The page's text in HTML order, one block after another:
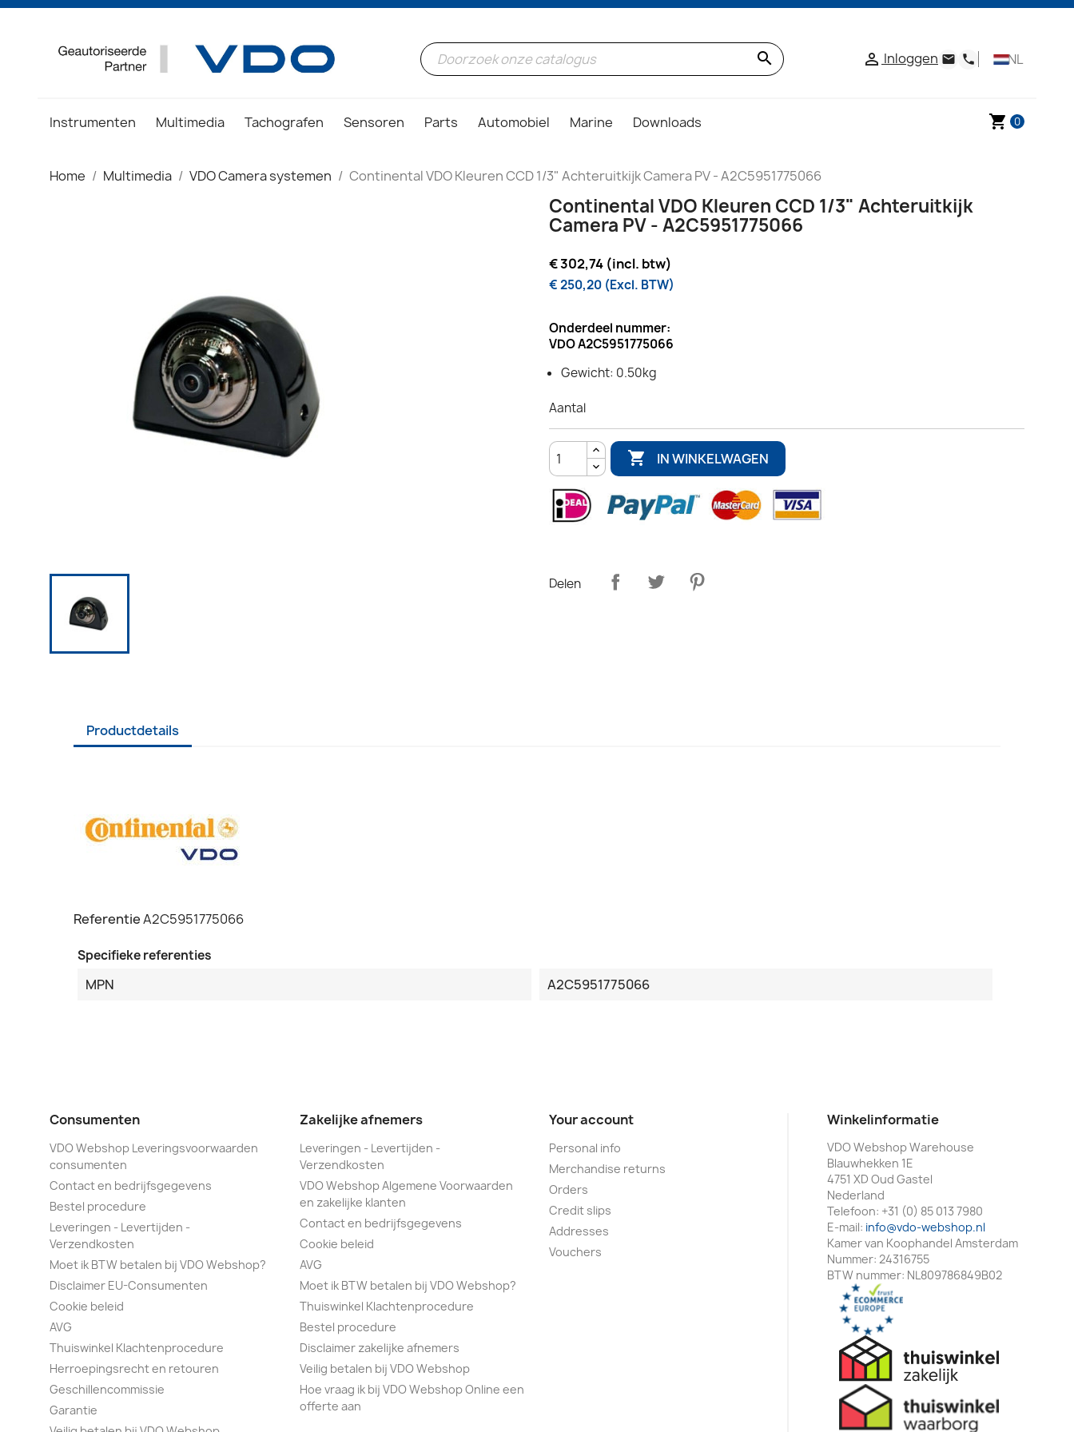
search  Inloggen email phone NL
Instrumenten Multimedia Tachografen Sensoren Parts Automobiel Marine Downloads shopping_cart 0
Home Multimedia VDO Camera systemen Continental VDO Kleuren CCD 1/3" Achteruitkijk Camera PV - A2C5951775066
Continental VDO Kleuren CCD 1/3" Achteruitkijk
Camera PV - A2C5951775066
€ 302,74 (incl. btw)
€ 250,20 (Excl. BTW)
Onderdeel nummer:
VDO A2C5951775066
Gewicht: 0.50kg
Aantal
 IN WINKELWAGEN
Delen
Productdetails
ReferentieA2C5951775066
Specifieke referenties
MPN A2C5951775066
Consumenten
VDO Webshop Leveringsvoorwaarden
consumenten
Contact en bedrijfsgegevens
Bestel procedure
Leveringen - Levertijden -
Verzendkosten
Moet ik BTW betalen bij VDO Webshop?
Disclaimer EU-Consumenten
Cookie beleid
AVG
Thuiswinkel Klachtenprocedure
Herroepingsrecht en retouren
Geschillencommissie
Garantie
Zakelijke afnemers
Leveringen - Levertijden -
Verzendkosten
VDO Webshop Algemene Voorwaarden
en zakelijke klanten
Contact en bedrijfsgegevens
Cookie beleid
AVG
Moet ik BTW betalen bij VDO Webshop?
Thuiswinkel Klachtenprocedure
Bestel procedure
Disclaimer zakelijke afnemers
Veilig betalen bij VDO Webshop
Hoe vraag ik bij VDO Webshop Online een
offerte aan
Your account
Personal info
Merchandise returns
Orders
Credit slips
Addresses
Vouchers
Winkelinformatie
VDO Webshop Warehouse
Blauwhekken 1E
4751 XD Oud Gastel
Nederland
Telefoon: +31 (0) 85 013 7980
E-mail: info@vdo-webshop.nl
Kamer van Koophandel Amsterdam
Nummer: 24316755
BTW nummer: NL809786849B02